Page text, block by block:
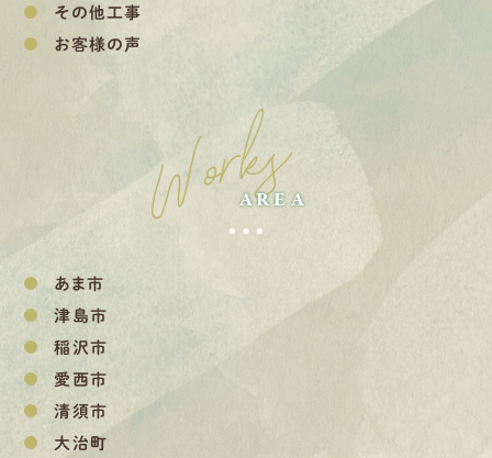
その他工事
お客様の声
Works
AREA
あま市
津島市
稲沢市
愛西市
清須市
大治町